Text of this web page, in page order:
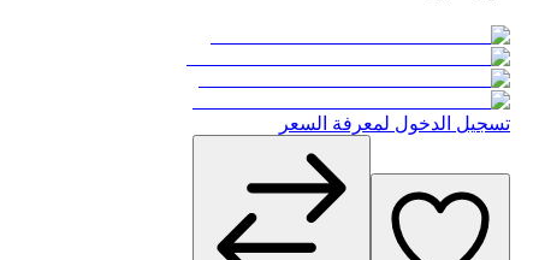
تسجيل الدخول لمعرفة السعر